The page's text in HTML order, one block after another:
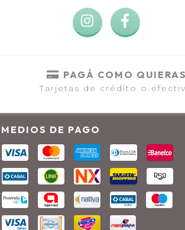
PAGÁ COMO QUIERAS
Tarjetas de crédito o
MEDIOS DE PAGO